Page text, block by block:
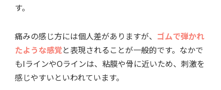
す。
痛みの感じ方には個人差がありますが、 ゴムで弾かれ
たような感覚と表現されることが一般的です。なかで
もIラインやOラインは、粘膜や骨に近いため、刺激を
感じやすいといわれています。